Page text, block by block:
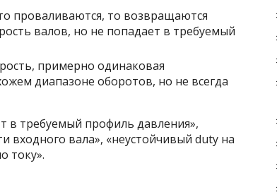
проваливаются, то возвращаются
валов, но не попадает в требуемый
примерно одинаковая
диапазоне оборотов, но не всегда
в требуемый профиль давления»,
входного вала», «неустойчивый duty на
току».